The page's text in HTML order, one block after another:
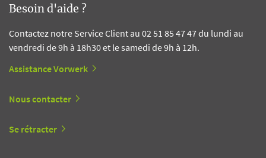
Besoin d'aide ?
Contactez notre Service Client au 02 51 85 47 47 du lundi au
vendredi de 9h à 18h30 et le samedi de 9h à 12h.
Assistance Vorwerk
Nous contacter
Se rétracter